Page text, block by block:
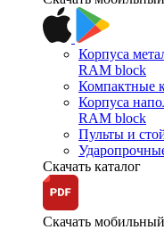
Корпуса
RAM block
Компактные
Корпуса
RAM block
Пульты и
Скачать каталог
Скачать